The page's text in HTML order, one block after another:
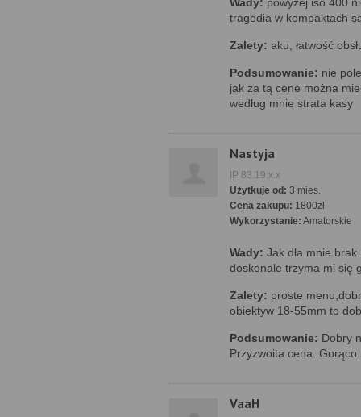
tragedia w kompaktach
Zalety: aku, łatwość
Podsumowanie: nie
jak za tą cene można
według mnie strata kasy
Nastyja
IP 83.19.x.x
Użytkuje od: 3 mies.
Cena zakupu: 1800zł
Wykorzystanie: Amatorskie
Wady: Jak dla mnie brak.
doskonale trzyma mi się
Zalety: proste
obiektyw 18-55mm to
Podsumowanie: Dobry
Przyzwoita cena. Gorąco
VaaH